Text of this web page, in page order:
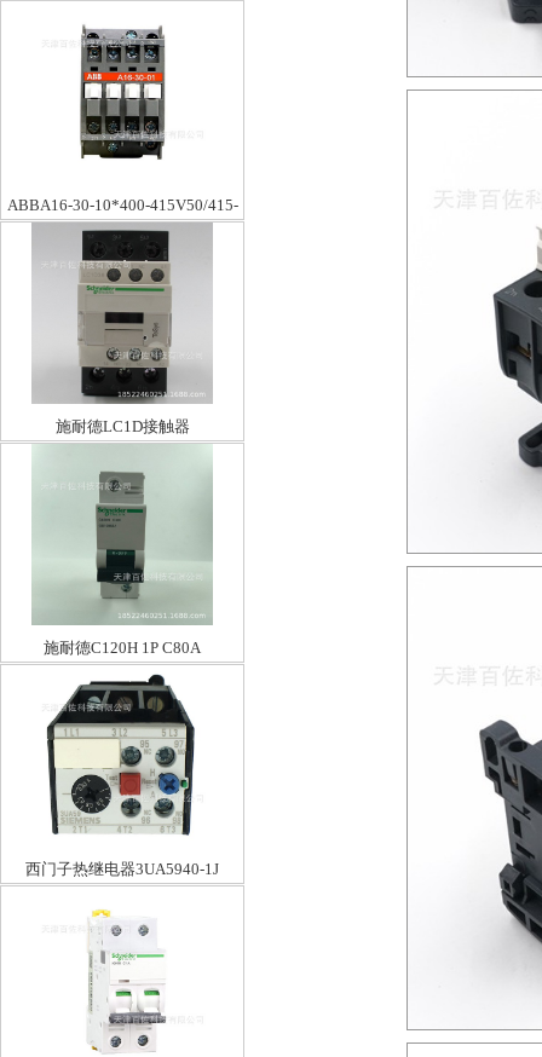
ABBA16-30-10*400-415V50/415-
440V60HZ
施耐德LC1D接触器
LC1D38Q7C38A380V
施耐德C120H 1P C80A
西门子热继电器3UA5940-1J